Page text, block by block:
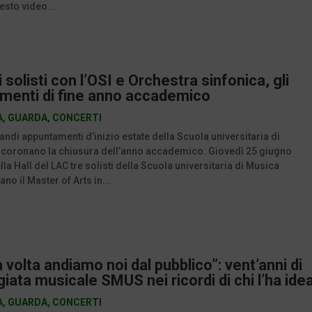
video...
con l’OSI e Orchestra sinfonica, gli
di fine anno accademico
, GUARDA, CONCERTI
appuntamenti d’inizio estate della Scuola universitaria di
la chiusura dell’anno accademico. Giovedì 25 giugno
Hall del LAC tre solisti della Scuola universitaria di Musica
il Master of Arts in...
volta andiamo noi dal pubblico”: vent’anni di
musicale SMUS nei ricordi di chi l’ha
, GUARDA, CONCERTI